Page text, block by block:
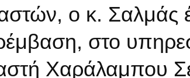
ο κ. Σαλμάς
στο
Χαράλαμπου